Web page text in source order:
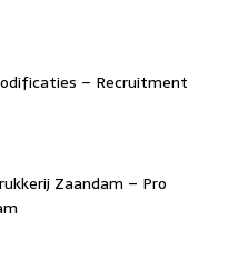
– Recruitment
Zaandam – Pro